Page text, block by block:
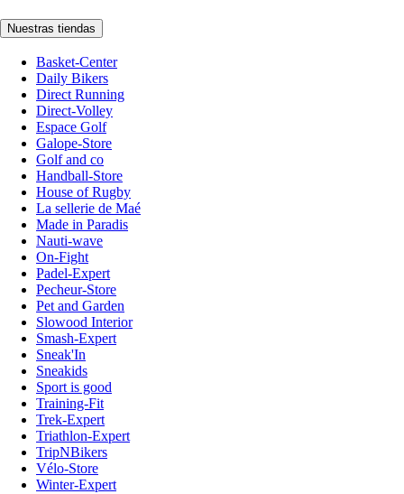
Nuestras tiendas
Basket-Center
Daily Bikers
Direct Running
Direct-Volley
Espace Golf
Galope-Store
Golf and co
Handball-Store
House of Rugby
La sellerie de Maé
Made in Paradis
Nauti-wave
On-Fight
Padel-Expert
Pecheur-Store
Pet and Garden
Slowood Interior
Smash-Expert
Sneak'In
Sneakids
Sport is good
Training-Fit
Trek-Expert
Triathlon-Expert
TripNBikers
Vélo-Store
Winter-Expert